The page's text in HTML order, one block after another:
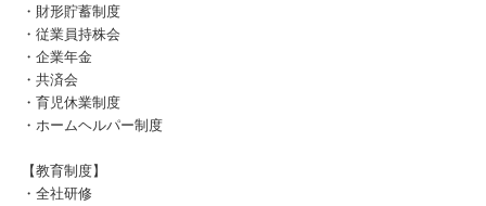
・財形貯蓄制度
・従業員持株会
・企業年金
・共済会
・育児休業制度
・ホームヘルパー制度
【教育制度】
・全社研修